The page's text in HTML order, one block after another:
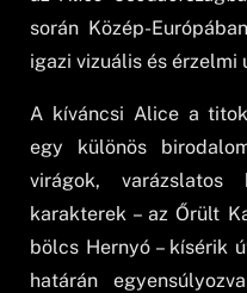
során Közép-
igazi vizuális és érzelmi
A kíváncsi Alice a
egy különös
virágok,
karakterek – az Őrült
bölcs Hernyó – kísérik
határán